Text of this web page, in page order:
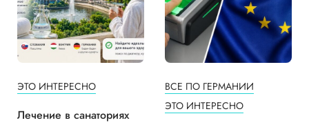
ЭТО ИНТЕРЕСНО
Лечение в санаториях
ВСЕ ПО ГЕРМАНИИ
ЭТО ИНТЕРЕСНО